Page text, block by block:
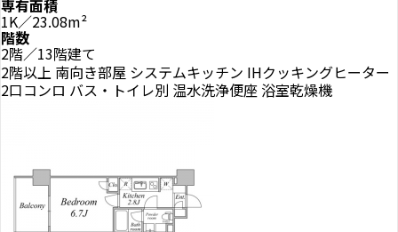
専有面積
1K／23.08m²
階数
2階／13階建て
2階以上 南向き部屋 システムキッチン IHクッキングヒーター
2口コンロ バス・トイレ別 温水洗浄便座 浴室乾燥機